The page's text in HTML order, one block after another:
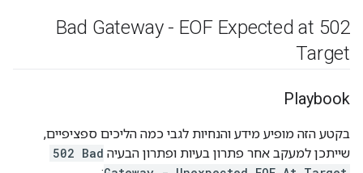
502 Bad Gateway - EOF Expected at
Target
Playbook
בקטע הזה מופיע מידע והנחיות לגבי כמה הליכים ספציפיים,
שייתכן למעקב אחר פתרון בעיות ופתרון הבעיה 502 Bad